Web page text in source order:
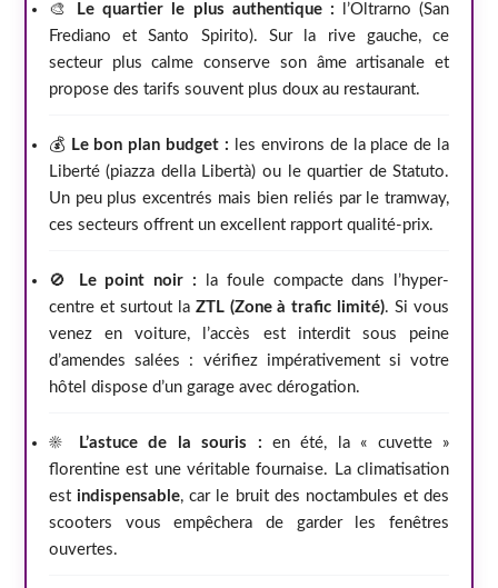
🎨 Le quartier le plus authentique : l’Oltrarno (San
Frediano et Santo Spirito). Sur la rive gauche, ce
secteur plus calme conserve son âme artisanale et
propose des tarifs souvent plus doux au restaurant.
💰 Le bon plan budget : les environs de la place de la
Liberté (piazza della Libertà) ou le quartier de Statuto.
Un peu plus excentrés mais bien reliés par le tramway,
ces secteurs offrent un excellent rapport qualité-prix.
🚫 Le point noir : la foule compacte dans l’hyper-
centre et surtout la ZTL (Zone à trafic limité). Si vous
venez en voiture, l’accès est interdit sous peine
d’amendes salées : vérifiez impérativement si votre
hôtel dispose d’un garage avec dérogation.
☀️ L’astuce de la souris : en été, la « cuvette »
florentine est une véritable fournaise. La climatisation
estindispensable, car le bruit des noctambules et des
scooters vous empêchera de garder les fenêtres
ouvertes.